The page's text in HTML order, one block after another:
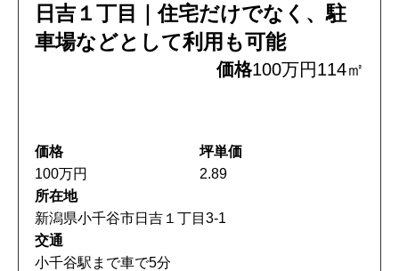
日吉１丁目｜住宅だけでなく、駐
車場などとして利用も可能
価格100万円114㎡
価格
100万円
坪単価
2.89
所在地
新潟県小千谷市日吉１丁目3-1
交通
小千谷駅まで車で5分